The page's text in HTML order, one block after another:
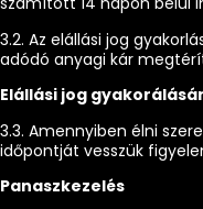
3.2. Az elállási jog
adódó anyagi kár
Elállási jog
3.3. Amennyiben élni
időpontját vesszük
Panaszkezelés